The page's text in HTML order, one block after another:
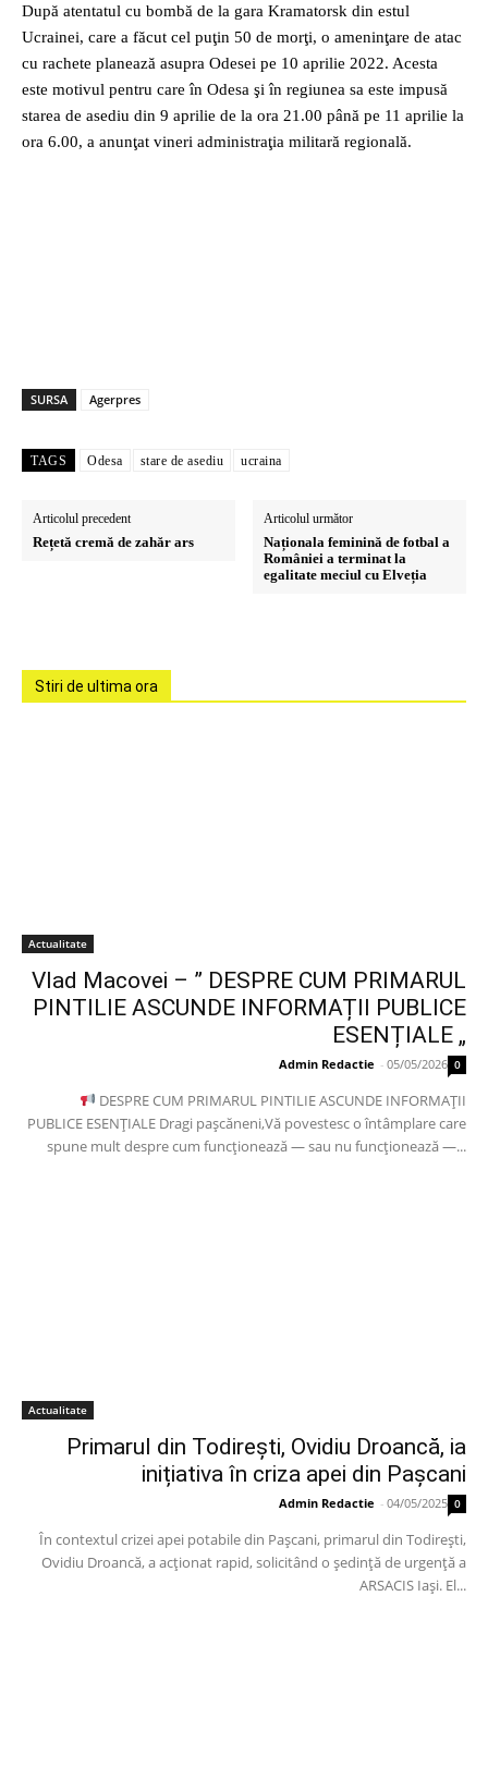
După atentatul cu bombă de la gara Kramatorsk din estul
Ucrainei, care a făcut cel puţin 50 de morţi, o ameninţare de atac
cu rachete planează asupra Odesei pe 10 aprilie 2022. Acesta
este motivul pentru care în Odesa şi în regiunea sa este impusă
starea de asediu din 9 aprilie de la ora 21.00 până pe 11 aprilie la
ora 6.00, a anunţat vineri administraţia militară regională.
SURSA Agerpres
TAGS Odesa stare de asediu ucraina
Articolul precedent
Rețetă cremă de zahăr ars
Articolul următor
Naționala feminină de fotbal a
României a terminat la
egalitate meciul cu Elveția
Stiri de ultima ora
Actualitate
Vlad Macovei – ” DESPRE CUM PRIMARUL
PINTILIE ASCUNDE INFORMAȚII PUBLICE
ESENȚIALE „
Admin Redactie - 05/05/2026 0
DESPRE CUM PRIMARUL PINTILIE ASCUNDE INFORMAȚII
PUBLICE ESENȚIALE Dragi pașcăneni,Vă povestesc o întâmplare care
spune mult despre cum funcționează — sau nu funcționează —...
Actualitate
Primarul din Todirești, Ovidiu Droancă, ia
inițiativa în criza apei din Pașcani
Admin Redactie - 04/05/2025 0
În contextul crizei apei potabile din Pașcani, primarul din Todirești,
Ovidiu Droancă, a acționat rapid, solicitând o ședință de urgență a
ARSACIS Iași. El...